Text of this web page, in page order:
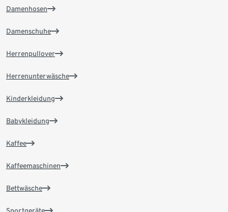
Damenhosen
Damenschuhe
Herrenpullover
Herrenunterwäsche
Kinderkleidung
Babykleidung
Kaffee
Kaffeemaschinen
Bettwäsche